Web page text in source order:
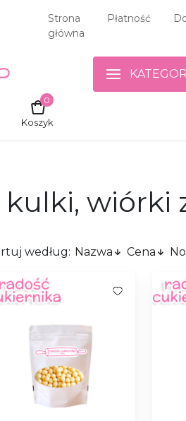
Strona
główna
Płatność
Koszyk
0
wiórki
według: Nazwa Cena